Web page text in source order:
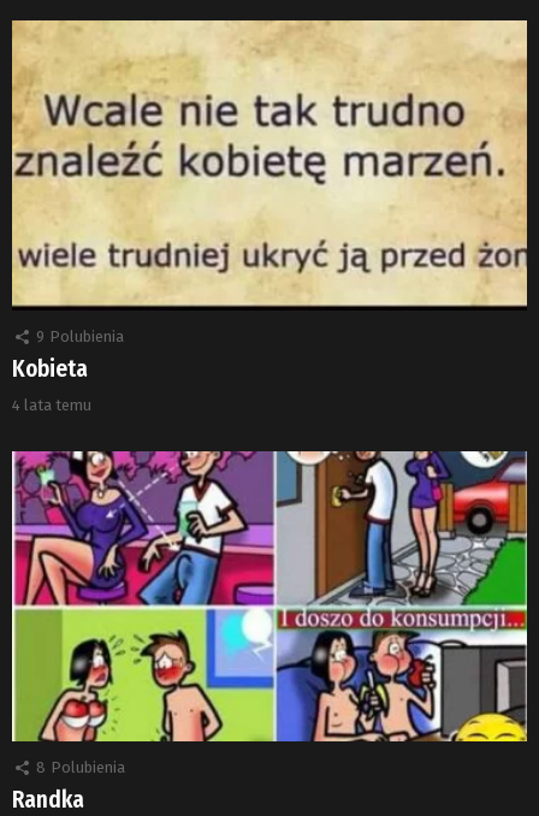
9 Polubienia
Kobieta
4 lata temu
8 Polubienia
Randka